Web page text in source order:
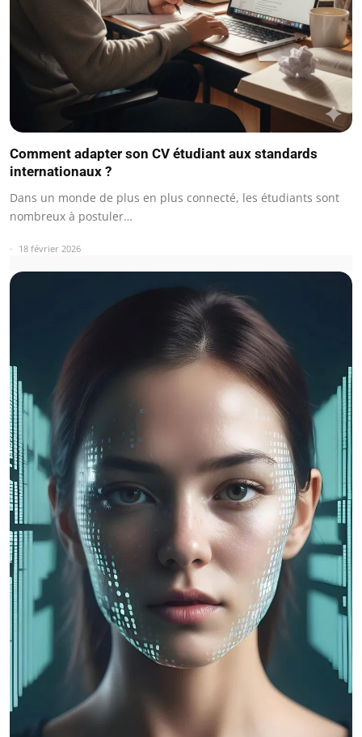
Comment adapter son CV étudiant aux standards
internationaux ?
Dans un monde de plus en plus connecté, les étudiants sont
nombreux à postuler…
18 février 2026